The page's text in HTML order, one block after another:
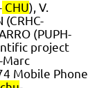
CHU), V.
(CRHC-
(PUPH-
project
Marc
Mobile Phone